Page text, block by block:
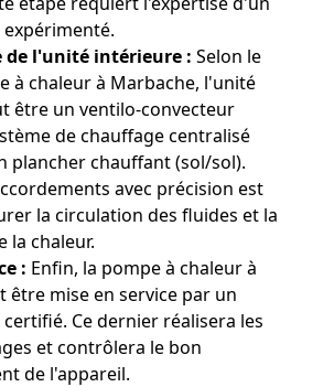
de l'unité intérieure : Selon le
à chaleur à Marbache, l'unité
être un ventilo-convecteur
de chauffage centralisé
plancher chauffant (sol/sol).
avec précision est
la circulation des fluides et la
la chaleur.
: Enfin, la pompe à chaleur à
être mise en service par un
Ce dernier réalisera les
et contrôlera le bon
de l'appareil.